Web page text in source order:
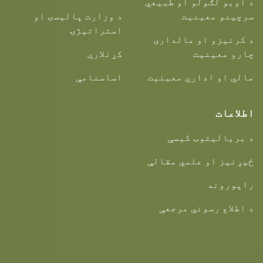
سرچینو معینیت
د کرنیزو او مالدارۍ
چارو معینیت
مالي او اداري معینیت
د وزارت پالیسۍ او
استراتیژۍ
کړنلارې
اساسنامې
اطلاعات
د بریالیتوب کیسې
ځیړنیز او علمي مقالې
راپورونه
د اطلاع رسوني مرجعې